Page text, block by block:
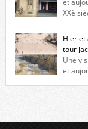
et
XXè
exactement dans le
l’avenue Victor Hugo
Jules Pinet est inscrite
Hier et
tour
Une
et